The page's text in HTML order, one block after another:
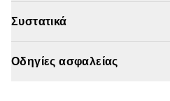
τα έχετε! Δεν χρειάζεται να
απλώς και μόνο επειδή
Ανακυκλώσιμο μπουκάλι,
Συστατικά
Οδηγίες ασφαλείας